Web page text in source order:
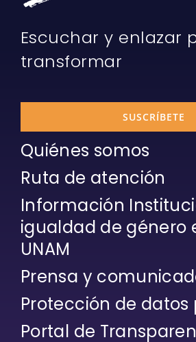
Escuchar y enlazar
transformar
SUSCRÍBETE
Quiénes somos
Ruta de atención
Información
igualdad de género
UNAM
Prensa y
Protección de datos
Portal de